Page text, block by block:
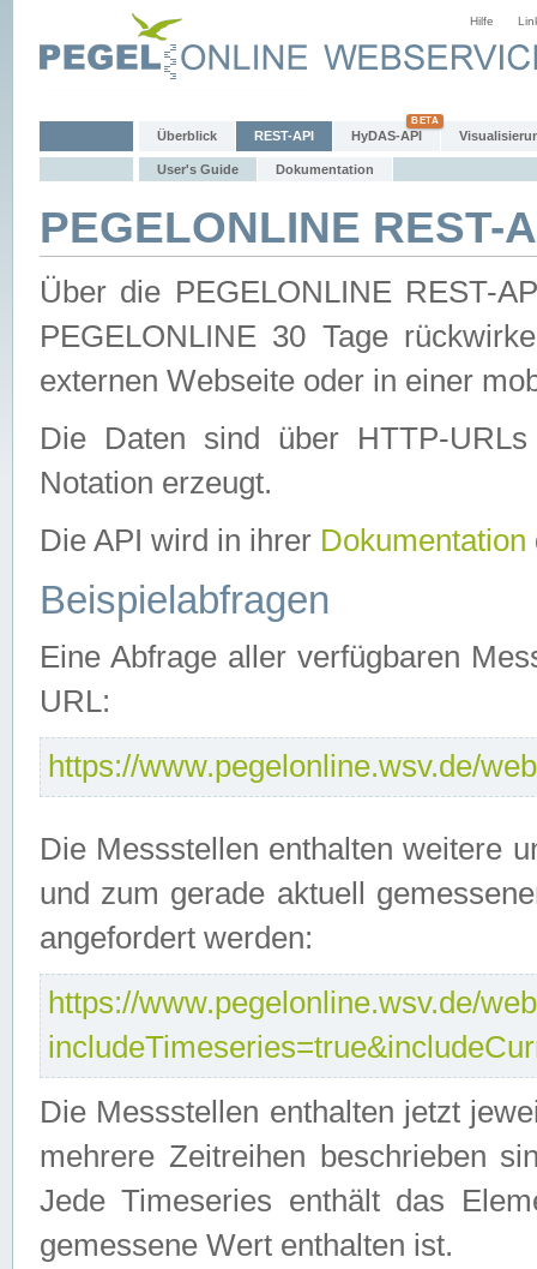
Hilfe
Überblick REST-API HyDAS-API
User's Guide Dokumentation
PEGELONLINE REST-
Über die PEGELONLINE REST-
PEGELONLINE 30 Tage
externen Webseite oder in einer
Die Daten sind über HTTP-
Notation erzeugt.
Die API wird in ihrer Dokumentation
Beispielabfragen
Eine Abfrage aller verfügbaren
URL:
https://www.pegelonline.wsv.de/
Die Messstellen enthalten weitere
und zum gerade aktuell
angefordert werden:
https://www.pegelonline.wsv.de/
Die Messstellen enthalten jetzt
mehrere Zeitreihen beschrieben
Jede Timeseries enthält das
gemessene Wert enthalten ist.